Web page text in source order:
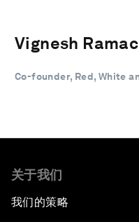
Vignesh
Co-founder, Red, White
关于我们
我们的策略